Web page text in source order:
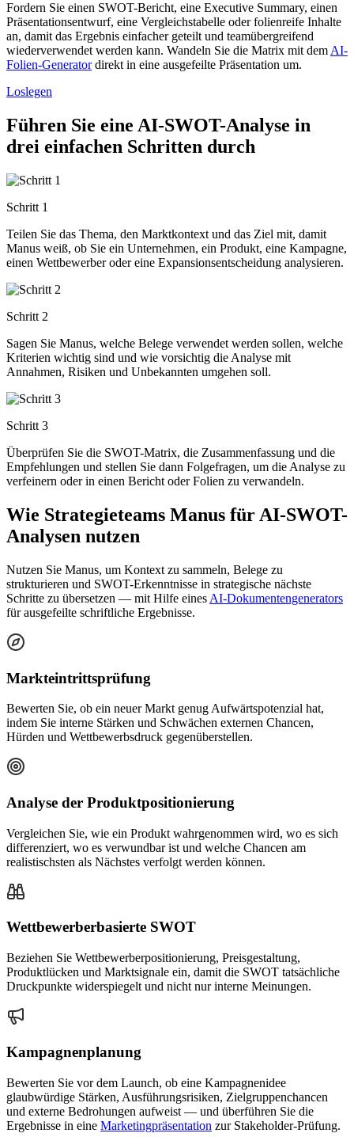
Fordern Sie einen SWOT-Bericht, eine Executive Summary, einen
Präsentationsentwurf, eine Vergleichstabelle oder folienreife Inhalte
an, damit das Ergebnis einfacher geteilt und teamübergreifend
wiederverwendet werden kann. Wandeln Sie die Matrix mit dem AI-
Folien-Generatordirekt in eine ausgefeilte Präsentation um.
Loslegen
Führen Sie eine AI-SWOT-Analyse in
drei einfachen Schritten durch
Schritt 1
Teilen Sie das Thema, den Marktkontext und das Ziel mit, damit
Manus weiß, ob Sie ein Unternehmen, ein Produkt, eine Kampagne,
einen Wettbewerber oder eine Expansionsentscheidung analysieren.
Schritt 2
Sagen Sie Manus, welche Belege verwendet werden sollen, welche
Kriterien wichtig sind und wie vorsichtig die Analyse mit
Annahmen, Risiken und Unbekannten umgehen soll.
Schritt 3
Überprüfen Sie die SWOT-Matrix, die Zusammenfassung und die
Empfehlungen und stellen Sie dann Folgefragen, um die Analyse zu
verfeinern oder in einen Bericht oder Folien zu verwandeln.
Wie Strategieteams Manus für AI-SWOT-
Analysen nutzen
Nutzen Sie Manus, um Kontext zu sammeln, Belege zu
strukturieren und SWOT-Erkenntnisse in strategische nächste
Schritte zu übersetzen — mit Hilfe eines AI-Dokumentengenerators
für ausgefeilte schriftliche Ergebnisse.
Markteintrittsprüfung
Bewerten Sie, ob ein neuer Markt genug Aufwärtspotenzial hat,
indem Sie interne Stärken und Schwächen externen Chancen,
Hürden und Wettbewerbsdruck gegenüberstellen.
Analyse der Produktpositionierung
Vergleichen Sie, wie ein Produkt wahrgenommen wird, wo es sich
differenziert, wo es verwundbar ist und welche Chancen am
realistischsten als Nächstes verfolgt werden können.
Wettbewerberbasierte SWOT
Beziehen Sie Wettbewerberpositionierung, Preisgestaltung,
Produktlücken und Marktsignale ein, damit die SWOT tatsächliche
Druckpunkte widerspiegelt und nicht nur interne Meinungen.
Kampagnenplanung
Bewerten Sie vor dem Launch, ob eine Kampagnenidee
glaubwürdige Stärken, Ausführungsrisiken, Zielgruppenchancen
und externe Bedrohungen aufweist — und überführen Sie die
Ergebnisse in eine Marketingpräsentation zur Stakeholder-Prüfung.